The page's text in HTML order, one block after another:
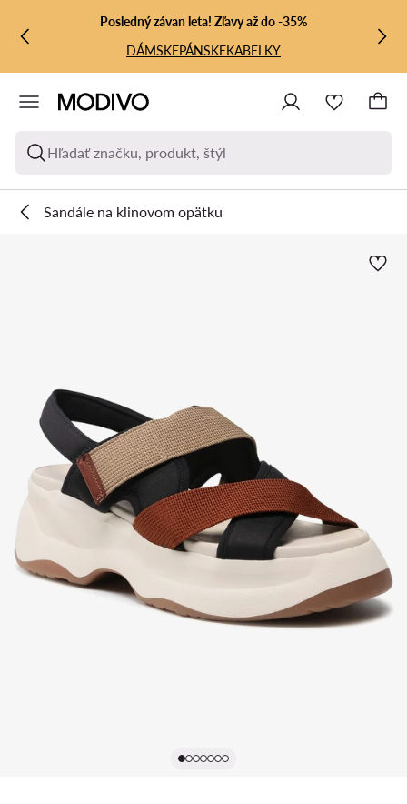
PREJSŤ NA HLAVNÝ OBSAH
PREJSŤ NA VYHĽADÁVANIE
Posledný závan leta! Zľavy až do -35%
DÁMSKEPÁNSKEKABELKY
Hľadať značku, produkt, štýl
Sandále na klinovom opätku